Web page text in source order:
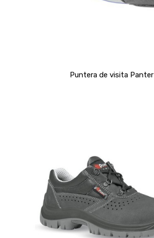
Puntera de visita Panter